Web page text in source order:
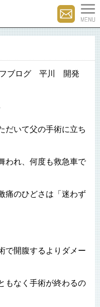
フブログ 平川 開発
だいて父の手術に立ち
われ、何度も救急車で
痛のひどさは「迷わず
で開腹するよりダメー
もなく手術が終わるの